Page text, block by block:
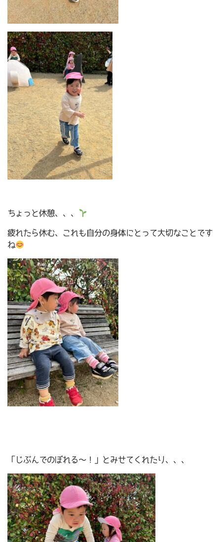
ちょっと休憩、、、
疲れたら休む、これも自分の身体にとって大切なことです
ね
「じぶんでのぼれる～！」とみせてくれたり、、、